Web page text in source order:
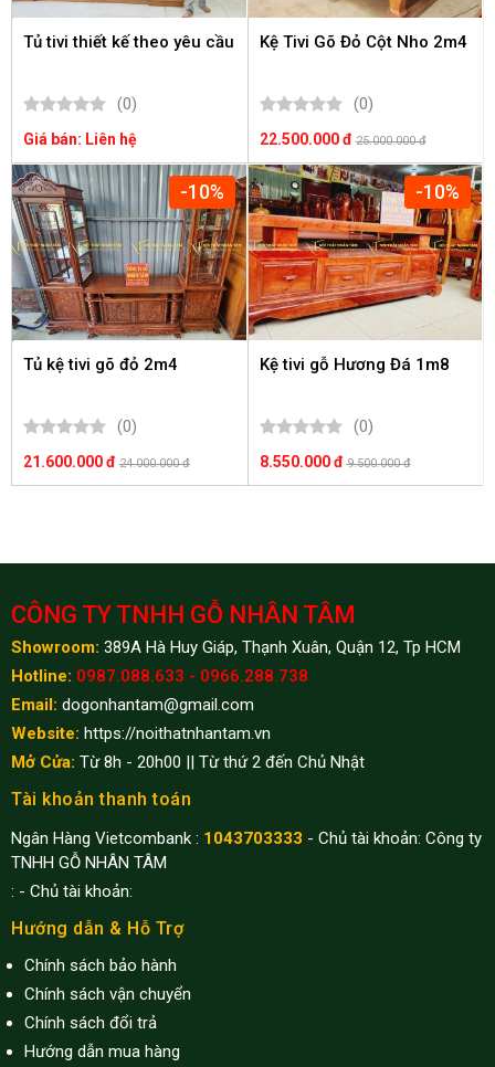
Tủ tivi thiết kế theo yêu cầu
(0)
Giá bán: Liên hệ
Kệ Tivi Gõ Đỏ Cột Nho 2m4
(0)
22.500.000 đ25.000.000 đ
-10%
Tủ kệ tivi gõ đỏ 2m4
(0)
21.600.000 đ 24.000.000 đ
-10%
Kệ tivi gỗ Hương Đá 1m8
(0)
8.550.000 đ9.500.000 đ
CÔNG TY TNHH GỖ NHÂN TÂM
Showroom: 389A Hà Huy Giáp, Thạnh Xuân, Quận 12, Tp HCM
Hotline: 0987.088.633 - 0966.288.738
Email: dogonhantam@gmail.com
Website: https://noithatnhantam.vn
Mở Cửa: Từ 8h - 20h00 || Từ thứ 2 đến Chủ Nhật
Tài khoản thanh toán
Ngân Hàng Vietcombank : 1043703333 - Chủ tài khoản: Công ty
TNHH GỖ NHÂN TÂM
: - Chủ tài khoản:
Hướng dẫn & Hỗ Trợ
Chính sách bảo hành
Chính sách vận chuyển
Chính sách đổi trả
Hướng dẫn mua hàng